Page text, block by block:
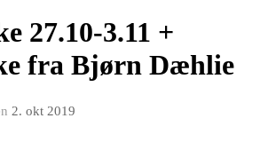
27.10-3.11 +
fra Bjørn Dæhlie
2. okt 2019